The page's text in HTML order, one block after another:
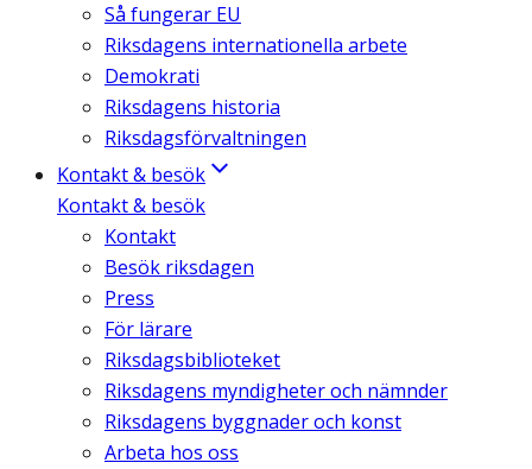
Så fungerar EU
Riksdagens internationella arbete
Demokrati
Riksdagens historia
Riksdagsförvaltningen
Kontakt & besök
Kontakt & besök
Kontakt
Besök riksdagen
Press
För lärare
Riksdagsbiblioteket
Riksdagens myndigheter och nämnder
Riksdagens byggnader och konst
Arbeta hos oss